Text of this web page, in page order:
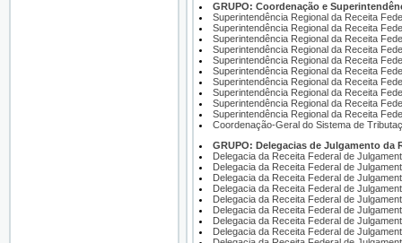
GRUPO: Coordenação e
Superintendência Regional da Receita
Superintendência Regional da Receita
Superintendência Regional da Receita
Superintendência Regional da Receita
Superintendência Regional da Receita
Superintendência Regional da Receita
Superintendência Regional da Receita
Superintendência Regional da Receita
Superintendência Regional da Receita
Superintendência Regional da Receita
Coordenação-Geral do Sistema de
GRUPO: Delegacias de Julgamento da
Delegacia da Receita Federal de
Delegacia da Receita Federal de
Delegacia da Receita Federal de
Delegacia da Receita Federal de
Delegacia da Receita Federal de
Delegacia da Receita Federal de
Delegacia da Receita Federal de
Delegacia da Receita Federal de